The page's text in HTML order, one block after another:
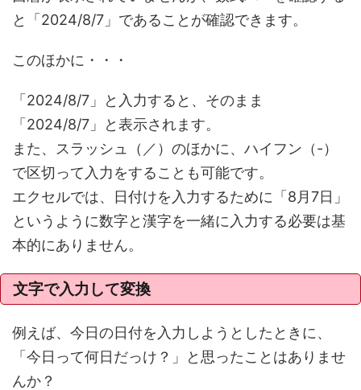
と「2024/8/7」であることが確認できます。
このほかに・・・
「2024/8/7」と入力すると、そのまま
「2024/8/7」と表示されます。
また、スラッシュ（／）のほかに、ハイフン（-）
で区切って入力をすることも可能です。
エクセルでは、日付けを入力するために「8月7日」
というように数字と漢字を一緒に入力する必要は基
本的にありません。
文字で入力して変換
例えば、今日の日付を入力しようとしたときに、
「今日って何日だっけ？」と思ったことはありませ
んか？